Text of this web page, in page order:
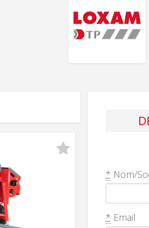
* Nom/
* Email